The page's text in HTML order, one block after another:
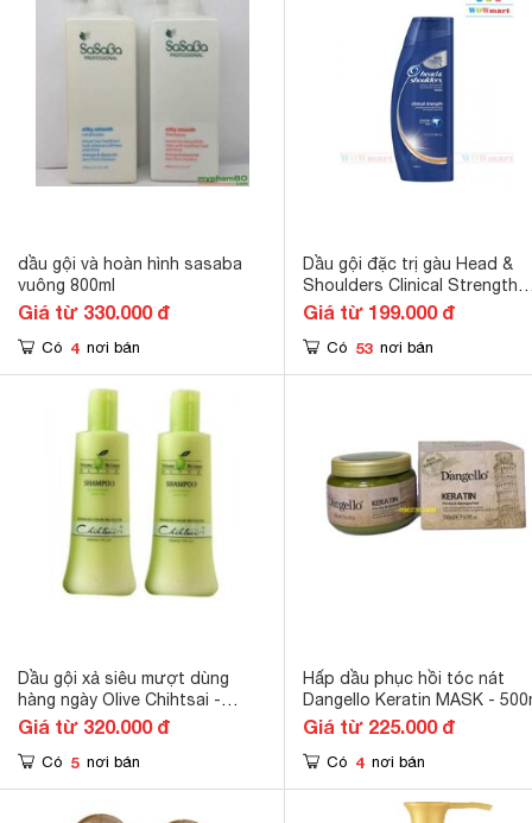
dầu gội và hoàn hình sasaba
vuông 800ml
Giá từ 330.000 đ
Có 4 nơi bán
Dầu gội đặc trị gàu Head &
Shoulders Clinical Strength
Shampoo
Giá từ 199.000 đ
Có 53 nơi bán
Dầu gội xả siêu mượt dùng
hàng ngày Olive Chihtsai -
500ml
Giá từ 320.000 đ
Có 5 nơi bán
Hấp dầu phục hồi tóc nát
Dangello Keratin MASK -
Giá từ 225.000 đ
Có 4 nơi bán